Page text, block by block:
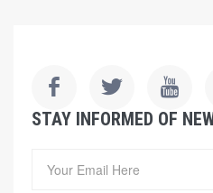
STAY INFORMED OF